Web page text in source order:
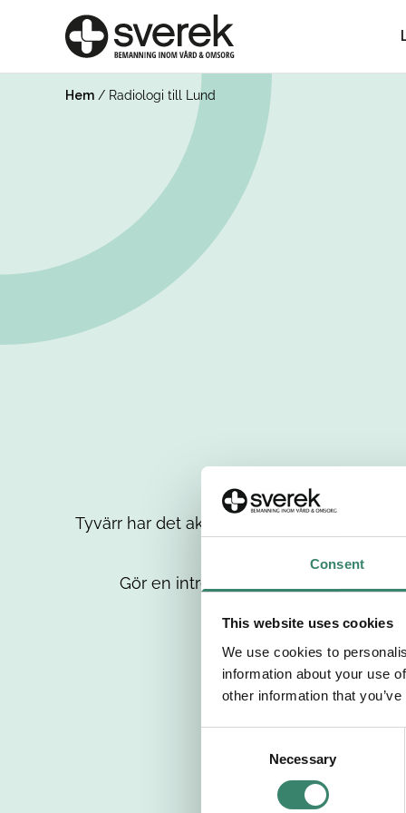
Consent
This website uses cookies
We use cookies to
information about your use
other information that
Necessary
Hem / Radiologi till Lund
Tyvärr har det aktuella jobbet tagits bort
Gör en intresseanmälan så